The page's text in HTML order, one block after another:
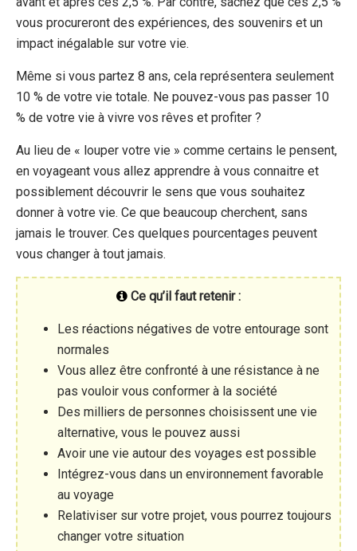
vous procureront des expériences, des souvenirs et un
impact inégalable sur votre vie.
Même si vous partez 8 ans, cela représentera seulement
10 % de votre vie totale. Ne pouvez-vous pas passer 10
% de votre vie à vivre vos rêves et profiter ?
Au lieu de « louper votre vie » comme certains le pensent,
en voyageant vous allez apprendre à vous connaitre et
possiblement découvrir le sens que vous souhaitez
donner à votre vie. Ce que beaucoup cherchent, sans
jamais le trouver. Ces quelques pourcentages peuvent
vous changer à tout jamais.
Ce qu’il faut retenir :
Les réactions négatives de votre entourage sont
normales
Vous allez être confronté à une résistance à ne
pas vouloir vous conformer à la société
Des milliers de personnes choisissent une vie
alternative, vous le pouvez aussi
Avoir une vie autour des voyages est possible
Intégrez-vous dans un environnement favorable
au voyage
Relativiser sur votre projet, vous pourrez toujours
changer votre situation